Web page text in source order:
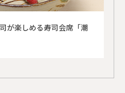
が楽しめる寿司会席「潮